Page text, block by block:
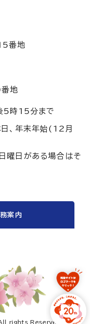
番地
地
5時15分まで
日、年末年始(12月
曜日がある場合はそ
案内
rights Reserved.